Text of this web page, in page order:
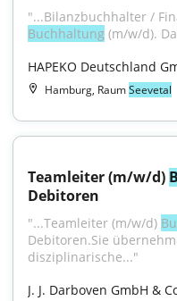
Buchhaltung (m/w/d).
HAPEKO Deutschland
Hamburg, RaumSeevetal
Teamleiter (m/w/d)
Debitoren
"...Teamleiter (m/w/d)
Debitoren.Sie
disziplinarische..."
J. J. Darboven GmbH &